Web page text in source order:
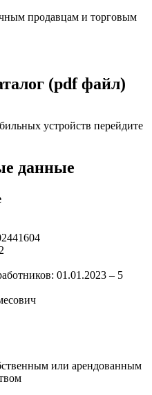
продавцам и торговым
(pdf файл)
устройств перейдите
данные
01.01.2023 – 5
или арендованным